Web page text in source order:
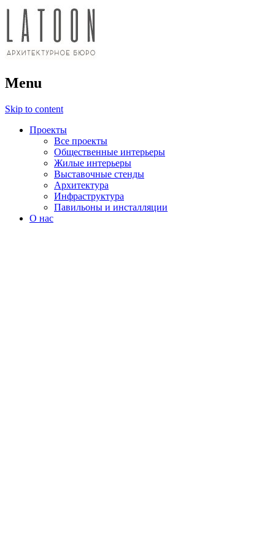
LATOON
архитектурное бюро
Menu
Skip to content
Проекты
Все проекты
Общественные интерьеры
Жилые интерьеры
Выставочные стенды
Архитектура
Инфраструктура
Павильоны и инсталляции
О нас